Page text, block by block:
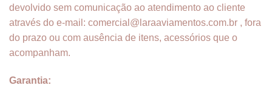
devolvido sem comunicação ao atendimento ao cliente
através do e-mail: comercial@laraaviamentos.com.br , fora
do prazo ou com ausência de itens, acessórios que o
acompanham.
Garantia: